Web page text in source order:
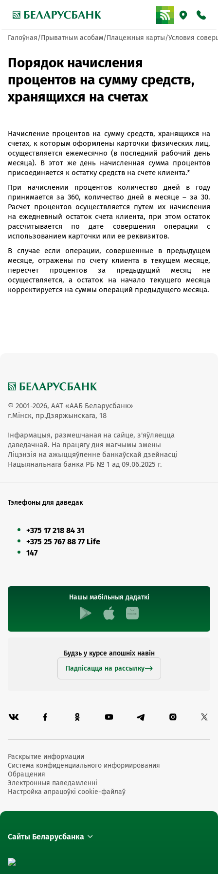
Галоўная Прыватным асобам Плацежныя карты Условия
Порядок начисления
процентов на сумму средств,
хранящихся на счетах
Начисление процентов на сумму средств, хранящихся на
счетах, к которым оформлены карточки физических лиц,
осуществляется ежемесячно (в последний рабочий день
месяца). В этот же день начисленная сумма процентов
присоединяется к остатку средств на счете клиента.*
При начислении процентов количество дней в году
принимается за 360, количество дней в месяце – за 30.
Расчет процентов осуществляется путем их начисления
на ежедневный остаток счета клиента, при этом остаток
рассчитывается по дате совершения операции с
использованием карточки или ее реквизитов.
В случае если операции, совершенные в предыдущем
месяце, отражены по счету клиента в текущем месяце,
пересчет процентов за предыдущий месяц не
осуществляется, а остаток на начало текущего месяца
корректируется на суммы операций предыдущего месяца.
© 2001-2026, ААТ «ААБ Беларусбанк»
г.Мінск, пр.Дзяржынскага, 18
Інфармацыя, размешчаная на сайце, з'яўляецца
даведачнай. На працягу дня магчымы змены
Ліцэнзія на ажыццяўленне банкаўскай дзейнасці
Нацыянальнага банка РБ № 1 ад 09.06.2025 г.
Тэлефоны для даведак
+375 17 218 84 31
+375 25 767 88 77 Life
147
Нашы мабільныя дадаткі
Будзь у курсе апошніх навін
Падпісацца на рассылку
Раскрытие информации
Система конфиденциального информирования
Обращения
Электронныя паведамленні
Настройка апрацоўкі cookie-файлаў
Сайты Беларусбанка